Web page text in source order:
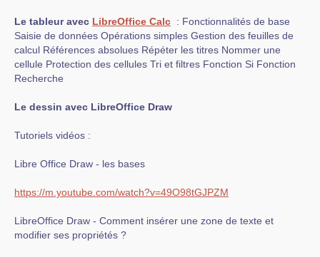
Le tableur avec LibreOffice Calc : Fonctionnalités de base
Saisie de données Opérations simples Gestion des feuilles de
calcul Références absolues Répéter les titres Nommer une
cellule Protection des cellules Tri et filtres Fonction Si Fonction
Recherche
Le dessin avec LibreOffice Draw
Tutoriels vidéos :
Libre Office Draw - les bases
https://m.youtube.com/watch?v=49O98tGJPZM
LibreOffice Draw - Comment insérer une zone de texte et
modifier ses propriétés ?